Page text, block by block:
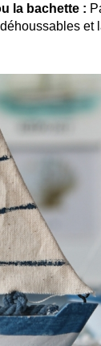
la bachette :
et